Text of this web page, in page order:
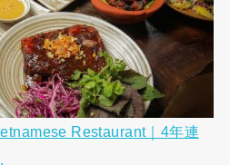
Restaurant｜4年連